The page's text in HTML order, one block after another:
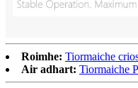
Roimhe: Tiormaiche
Air adhart: Tiormaiche